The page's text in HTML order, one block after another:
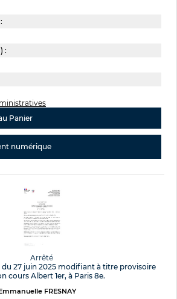
:
Panier
numérique
Arrêté
du 27 juin 2025 modifiant à titre provisoire
cours Albert 1er, à Paris 8e.
FRESNAY